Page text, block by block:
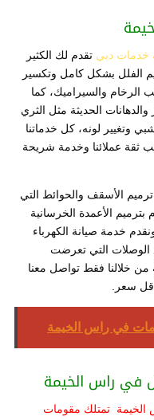
خدمات دبي تقدم لك الكثير
الفلل بشكل كامل وتكسير
الرخام والسيراميك، كما
الحديثة مثل الثري
وتغيير لونه، كل خدماتنا
ثقة عملائنا وخدمة شريحة
الأسقف والحوائط التي
الأعمدة الخرسانية
خدمة صيانة الكهرباء
الوصلات التي تعرضت
خلالنا فقط تواصل معنا
سعر.
في راس الخيمة
في راس الخيمة
تمتلك مقومات